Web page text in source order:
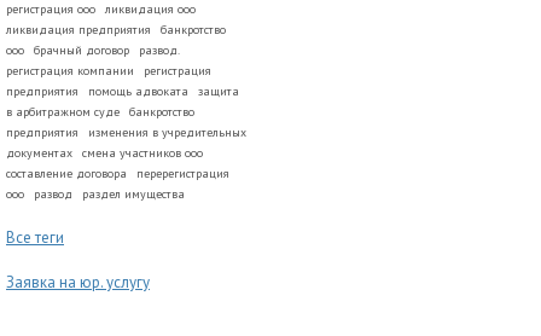
регистрация ооо
ликвидация ооо
ликвидация предприятия
банкротство
ооо
брачный договор
развод.
регистрация компании
регистрация
предприятия
помощь адвоката
защита
в арбитражном суде
банкротство
предприятия
изменения в учредительных
документах
смена участников ооо
составление договора
перерегистрация
ооо
развод раздел имущества
Все теги
Заявка на юр. услугу